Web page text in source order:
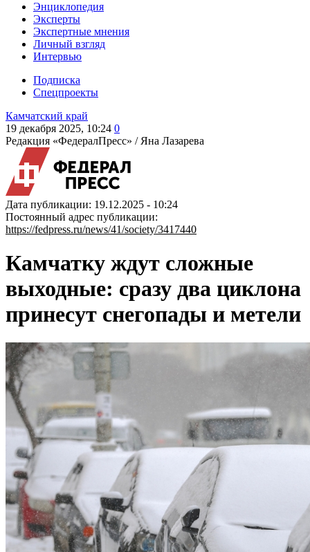
Энциклопедия
Эксперты
Экспертные мнения
Личный взгляд
Интервью
Подписка
Спецпроекты
Камчатский край
19 декабря 2025, 10:24 0
Редакция «ФедералПресс» / Яна Лазарева
Дата публикации: 19.12.2025 - 10:24
Постоянный адрес публикации:
https://fedpress.ru/news/41/society/3417440
Камчатку ждут сложные
выходные: сразу два циклона
принесут снегопады и метели